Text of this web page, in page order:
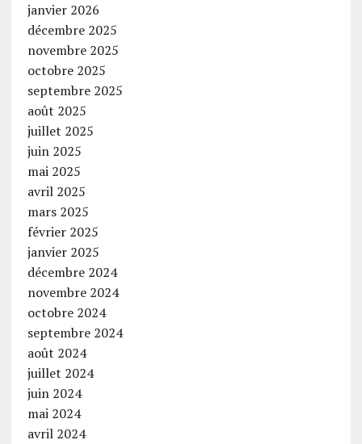
janvier 2026
décembre 2025
novembre 2025
octobre 2025
septembre 2025
août 2025
juillet 2025
juin 2025
mai 2025
avril 2025
mars 2025
février 2025
janvier 2025
décembre 2024
novembre 2024
octobre 2024
septembre 2024
août 2024
juillet 2024
juin 2024
mai 2024
avril 2024